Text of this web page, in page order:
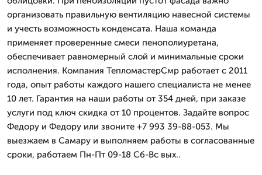
организовать правильную вентиляцию навесной системы
и учесть возможность конденсата. Наша команда
применяет проверенные смеси пенополиуретана,
обеспечивает равномерный слой и минимальные сроки
исполнения. Компания ТепломастерСмр работает с 2011
года, опыт работы каждого нашего специалиста не менее
10 лет. Гарантия на наши работы от 354 дней, при заказе
услуги под ключ скидка от 10 процентов. Задайте вопрос
Федору и Федору или звоните +7 993 39-88-053. Мы
выезжаем в Самару и выполняем работы в согласованные
сроки, работаем Пн-Пт 09-18 Сб-Вс вых..